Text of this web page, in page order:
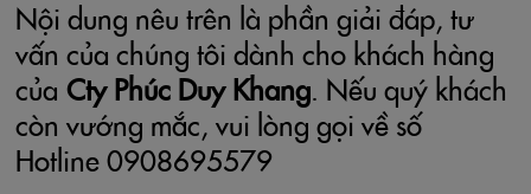
Nội dung nêu trên là phần giải đáp, tư
vấn của chúng tôi dành cho khách hàng
của Cty Phúc Duy Khang. Nếu quý khách
còn vướng mắc, vui lòng gọi về số
Hotline 0908695579